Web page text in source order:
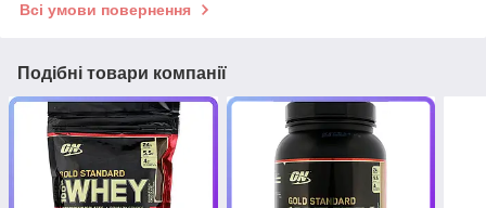
Всі умови повернення
Подібні товари компанії